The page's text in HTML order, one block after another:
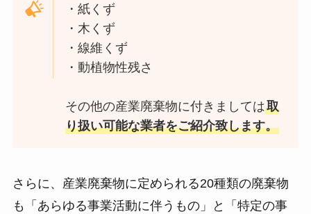
・紙くず
・木くず
・線維くず
・動植物性残さ
その他の産業廃棄物に付きましては取
り扱い可能な業者をご紹介致します。
さらに、産業廃棄物に定められる20種類の廃棄物
も「あらゆる事業活動に伴うもの」と「特定の事